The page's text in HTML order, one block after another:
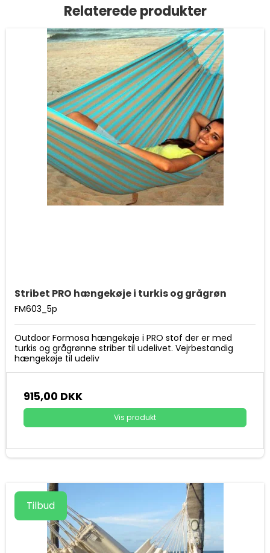
Relaterede produkter
Stribet PRO hængekøje i turkis og grågrøn
FM603_5p
Outdoor Formosa hængekøje i PRO stof der er med
turkis og grågrønne striber til udelivet. Vejrbestandig
hængekøje til udeliv
915,00 DKK
Vis produkt
Tilbud